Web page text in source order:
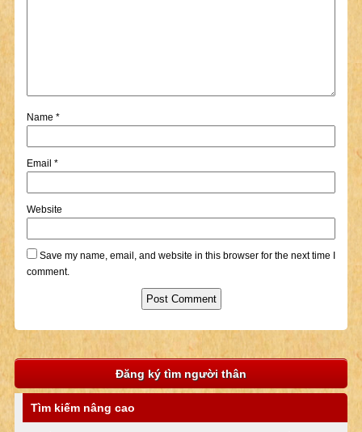
Name *
Email *
Website
Save my name, email, and website in this browser for the next time I
comment.
Đăng ký tìm người thân
Tìm kiếm nâng cao